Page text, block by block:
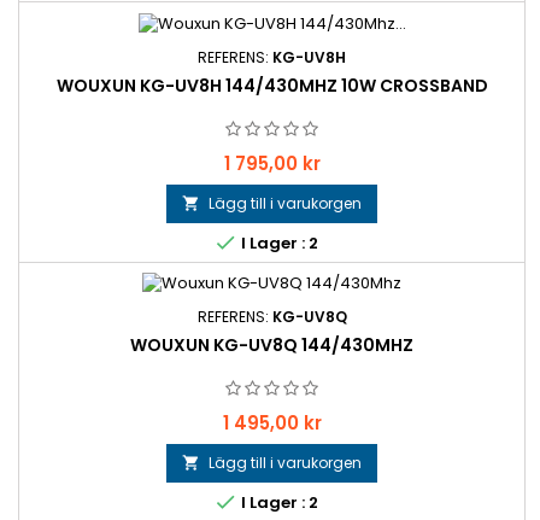
REFERENS: KG-UV8H
WOUXUN KG-UV8H 144/430MHZ 10W CROSSBAND
Pris
1 795,00 kr
 Lägg till i varukorgen
 I Lager : 2
REFERENS: KG-UV8Q
WOUXUN KG-UV8Q 144/430MHZ
Pris
1 495,00 kr
 Lägg till i varukorgen
 I Lager : 2